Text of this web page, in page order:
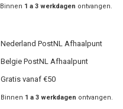
Binnen 1 a 3 werkdagen ontvangen.
Nederland PostNL Afhaalpunt
Belgie PostNL Afhaalpunt
Gratis vanaf €50
Binnen 1 a 3 werkdagen ontvangen.